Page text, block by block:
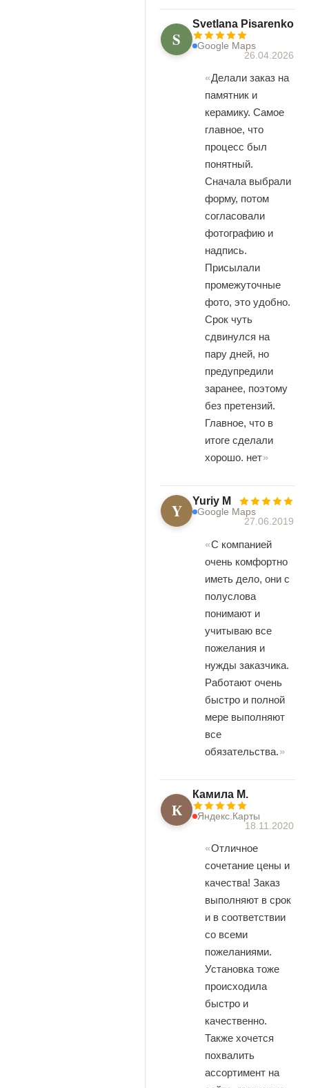
S
Svetlana Pisarenko
Google Maps
26.04.2026
Делали заказ на
памятник и
керамику. Самое
главное, что
процесс был
понятный.
Сначала выбрали
форму, потом
согласовали
фотографию и
надпись.
Присылали
промежуточные
фото, это удобно.
Срок чуть
сдвинулся на
пару дней, но
предупредили
заранее, поэтому
без претензий.
Главное, что в
итоге сделали
хорошо. нет
Y Yuriy M
Google Maps
27.06.2019
C компанией
очень комфортно
иметь дело, они с
полуслова
понимают и
учитываю все
пожелания и
нужды заказчика.
Работают очень
быстро и полной
мере выполняют
все
обязательства.
К
Камила М.
Яндекс.Карты
18.11.2020
Отличное
сочетание цены и
качества! Заказ
выполняют в срок
и в соответствии
со всеми
пожеланиями.
Установка тоже
происходила
быстро и
качественно.
Также хочется
похвалить
ассортимент на